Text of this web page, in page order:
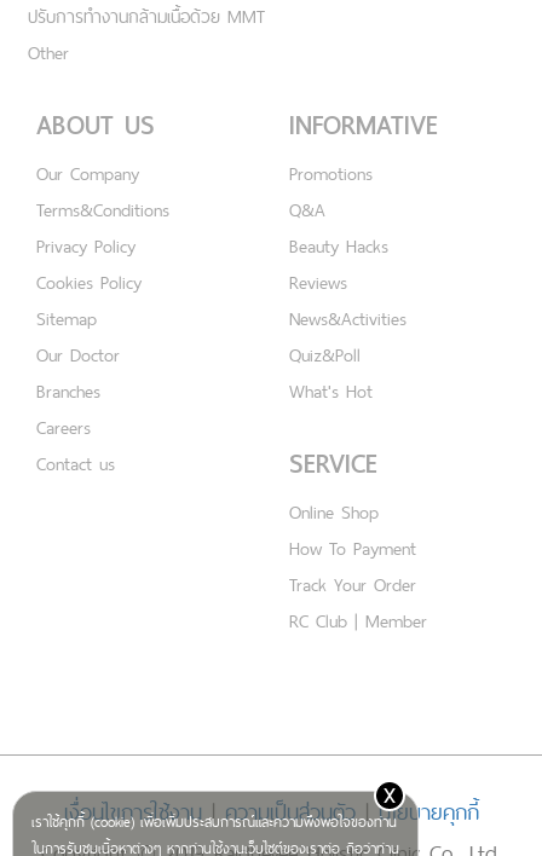
เราใช้คุกกี้ (cookie) เพื่อเพิ่มประสบการณ์และความพึงพอใจของท่าน
ในการรับชมเนื้อหาต่างๆ หากท่านใช้งานเว็บไซต์ของเราต่อ ถือว่าท่าน
x
ปรับการทำงานกล้ามเนื้อด้วย MMT
Other
ABOUT US
Our Company
Terms&Conditions
Privacy Policy
Cookies Policy
Sitemap
Our Doctor
Branches
Careers
Contact us
INFORMATIVE
Promotions
Q&A
Beauty Hacks
Reviews
News&Activities
Quiz&Poll
What's Hot
SERVICE
Online Shop
How To Payment
Track Your Order
RC Club | Member
เงื่อนไขการใช้งาน|ความเป็นส่วนตัว|นโยบายคุกกี้